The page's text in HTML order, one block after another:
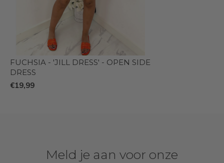
FUCHSIA - 'JILL DRESS' - OPEN SIDE
DRESS
€19,99
Meld je aan voor onze